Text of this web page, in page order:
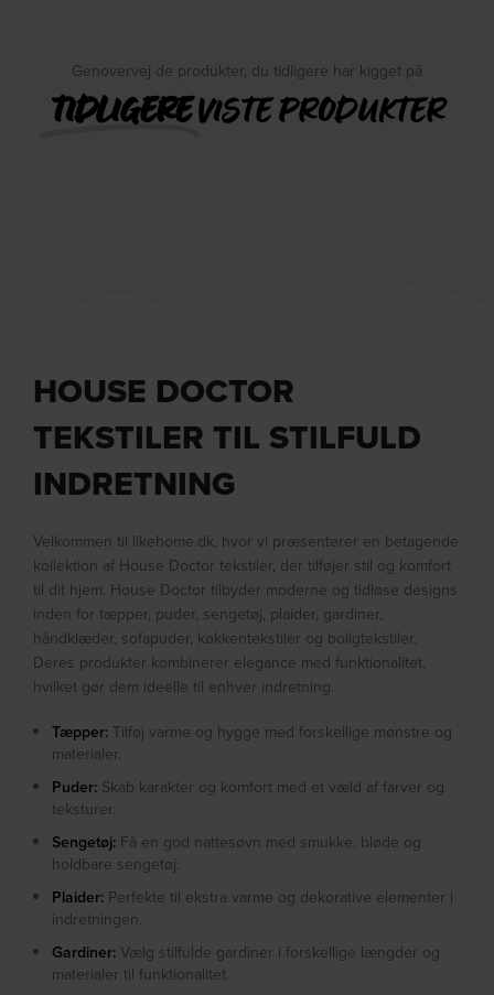
Genovervej de produkter, du tidligere har kigget på
TIDLIGEREVISTE PRODUKTER
HOUSE DOCTOR
TEKSTILER TIL STILFULD
INDRETNING
Velkommen til likehome.dk, hvor vi præsenterer en betagende
kollektion af House Doctor tekstiler, der tilføjer stil og komfort
til dit hjem. House Doctor tilbyder moderne og tidløse designs
inden for tæpper, puder, sengetøj, plaider, gardiner,
håndklæder, sofapuder, køkkentekstiler og boligtekstiler.
Deres produkter kombinerer elegance med funktionalitet,
hvilket gør dem ideelle til enhver indretning.
Tæpper: Tilføj varme og hygge med forskellige mønstre og
materialer.
Puder: Skab karakter og komfort med et væld af farver og
teksturer.
Sengetøj: Få en god nattesøvn med smukke, bløde og
holdbare sengetøj.
Plaider: Perfekte til ekstra varme og dekorative elementer i
indretningen.
Gardiner: Vælg stilfulde gardiner i forskellige længder og
materialer til funktionalitet.